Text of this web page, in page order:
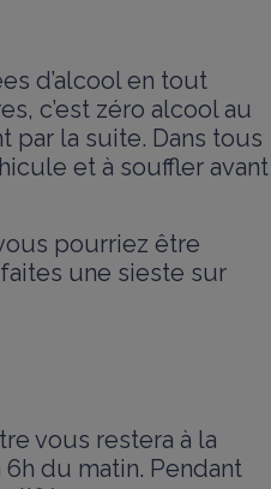
d’alcool en tout
c’est zéro alcool au
par la suite. Dans tous
et à souffler avant
pourriez être
une sieste sur
vous restera à la
du matin. Pendant